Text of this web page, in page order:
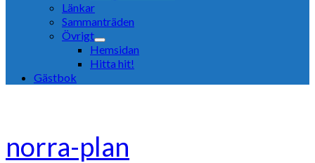
Länkar
Sammanträden
Övrigt
Hemsidan
Hitta hit!
Gästbok
norra-plan